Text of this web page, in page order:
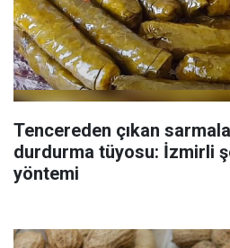
Tencereden çıkan
durdurma tüyosu: İzmirli
yöntemi